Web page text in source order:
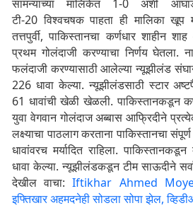
सामन्यांच्या मालिकेत 1-0 अशी
टी-20 विश्वचषक पाहता ही मालिका खूप
तत्तपुर्वी, पाकिस्तानचा कर्णधार शाहीन
प्रथम गोलंदाजी करण्याचा निर्णय घेतला.
फलंदाजी करण्यासाठी आलेल्या न्यूझीलंड
226 धावा केल्या. न्यूझीलंडसाठी स्टार
61 धावांची खेळी खेळली. पाकिस्तानकडून
युवा वेगवान गोलंदाज अब्बास आफ्रिदीने
लक्ष्याचा पाठलाग करताना पाकिस्तानचा
धावांवरच मर्यादित राहिला.
धावा केल्या. न्यूझीलंडकडून टीम साऊदीने
देखील वाचा:Iftikhar Ahmed
इफ्तिखार अहमदनेही सोडला सोपा झेल,